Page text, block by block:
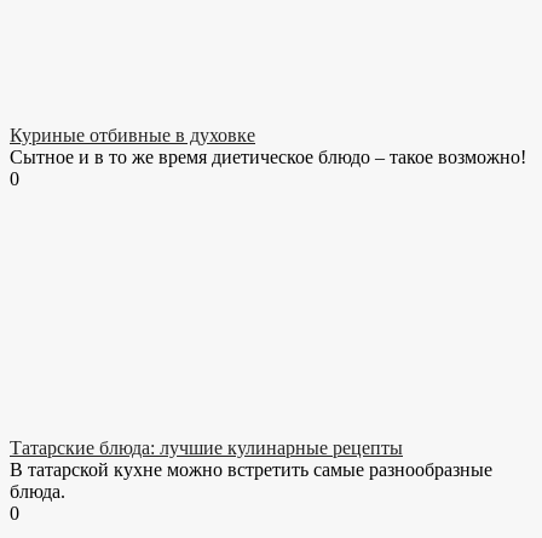
Куриные отбивные в духовке
Сытное и в то же время диетическое блюдо – такое возможно!
0
Татарские блюда: лучшие кулинарные рецепты
В татарской кухне можно встретить самые разнообразные
блюда.
0